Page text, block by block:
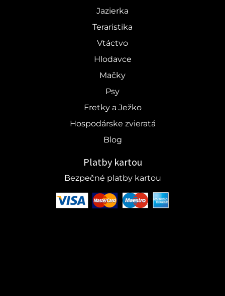
Jazierka
Teraristika
Vtáctvo
Hlodavce
Mačky
Psy
Fretky a Ježko
Hospodárske zvieratá
Blog
Platby kartou
Bezpečné platby kartou